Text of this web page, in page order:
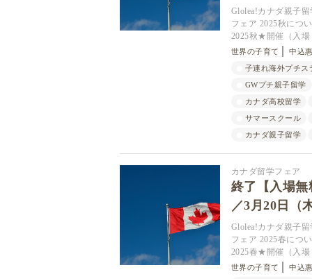
Glolea!カナダ親子
フェア 2025秋につ
2025秋★開催（入場
世界の子育て
中込
子連れ海外プチス
GWプチ親子留学
カナダ高校留学
サマースクール
カナダ親子留学
カナダ留学フェア
終了【入場無
／3月20日（
Glolea!カナダ親子
フェア 2025春につ
2025春★開催（入場
世界の子育て
中込